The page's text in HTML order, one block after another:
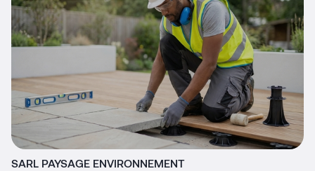
SARL PAYSAGE ENVIRONNEMENT